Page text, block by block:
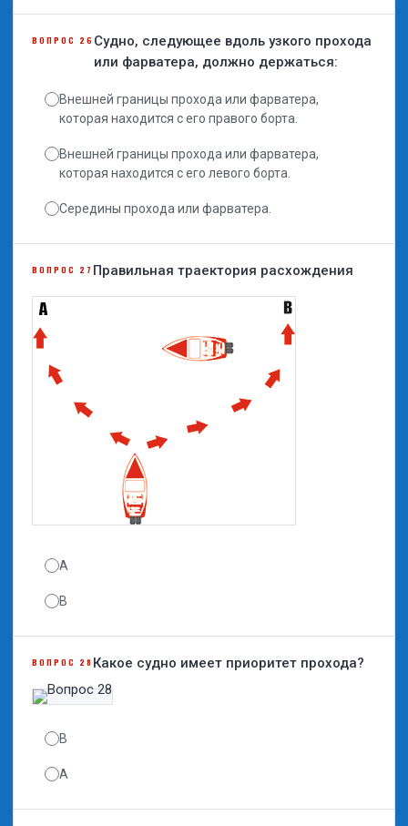
ВОПРОС 26 Судно, следующее вдоль узкого прохода
или фарватера, должно держаться:
Внешней границы прохода или фарватера,
которая находится с его правого борта.
Внешней границы прохода или фарватера,
которая находится с его левого борта.
Середины прохода или фарватера.
ВОПРОС 27 Правильная траектория расхождения
А
B
ВОПРОС 28 Какое судно имеет приоритет прохода?
B
A